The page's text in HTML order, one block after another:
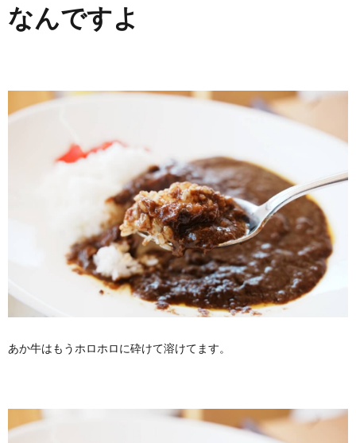
なんですよ
あか牛はもうホロホロに砕けて溶けてます。